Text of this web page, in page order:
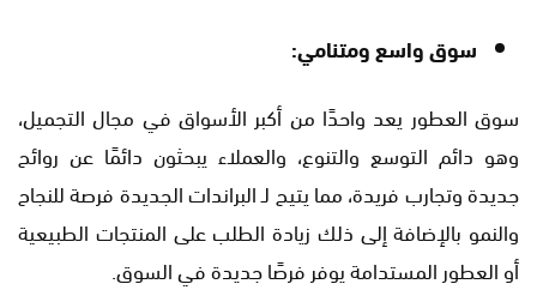
سوق واسع ومتنامي:
سوق العطور يعد واحدًا من أكبر الأسواق في مجال التجميل،
وهو دائم التوسع والتنوع، والعملاء يبحثون دائمًا عن روائح
جديدة وتجارب فريدة، مما يتيح لـ البراندات الجديدة فرصة للنجاح
والنمو بالإضافة إلى ذلك زيادة الطلب على المنتجات الطبيعية
أو العطور المستدامة يوفر فرصًا جديدة في السوق.